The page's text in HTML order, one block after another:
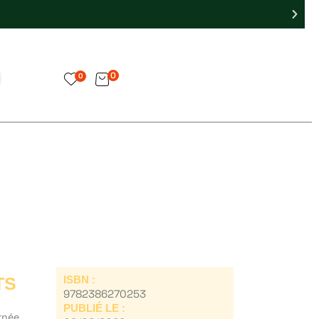
0 0
ISBN :
9782386270253
PUBLIÉ LE :